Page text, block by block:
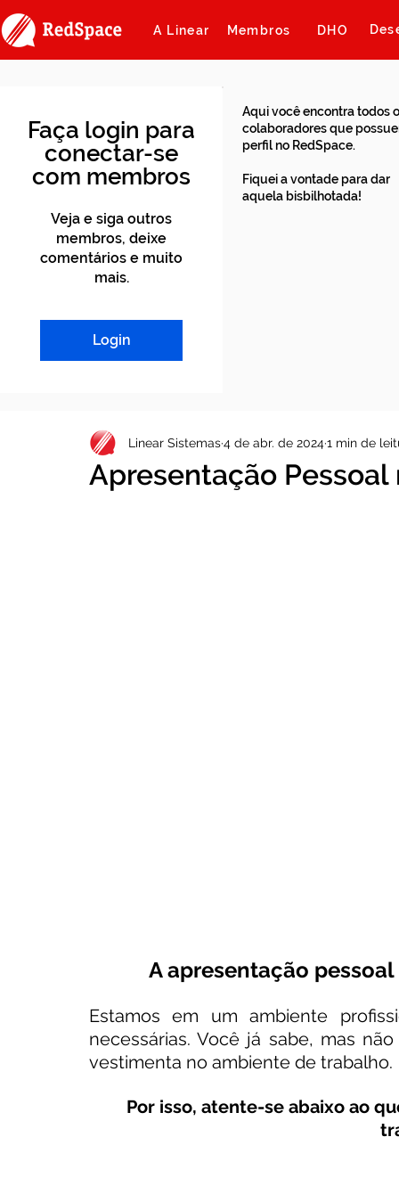
A Linear Membros DHO
Faça login para
conectar-se
com membros
Veja e siga outros
membros, deixe
comentários e muito
mais.
Login
Aqui você encontra todos
colaboradores que
perfil no RedSpace.
Fiquei a vontade para dar
aquela bisbilhotada!
Apresentação
Linear Sistemas4 de abr. de 20241 min de
A apresentação
Estamos em um ambiente
necessárias. Você já sabe, mas
vestimenta no ambiente de trabalho.
Por isso, atente-se abaixo ao